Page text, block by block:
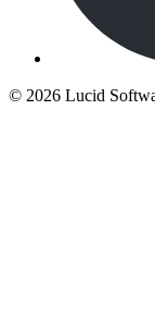
© 2026 Lucid